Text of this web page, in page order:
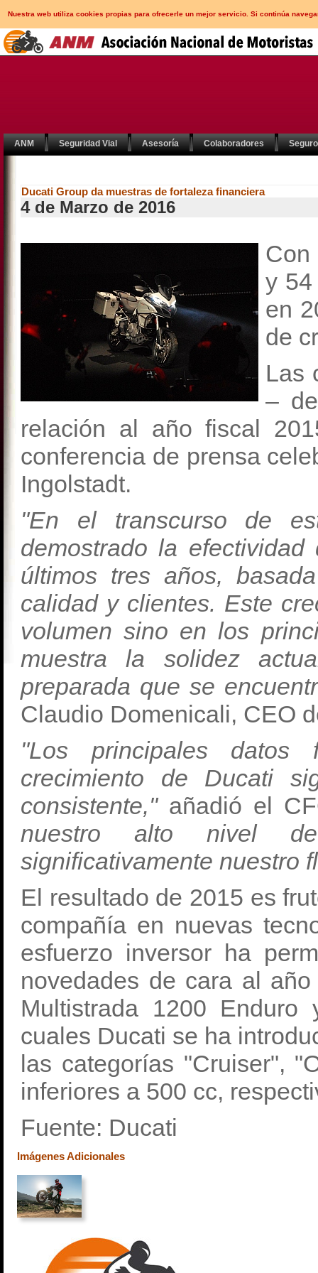
Nuestra web utiliza cookies propias para ofrecerle un mejor servicio. Si continúa
ANM Seguridad Vial Asesoría Colaboradores
Ducati Group da muestras de fortaleza financiera
4 de Marzo de 2016
Con
y
en
de
Las
–
relación al año fiscal
conferencia de prensa
Ingolstadt.
"En el transcurso de
demostrado la
últimos tres años,
calidad y clientes. Este
volumen sino en los
muestra la solidez
preparada que se
Claudio Domenicali, CEO
"Los principales datos
crecimiento de Ducati
consistente,"añadió el
nuestro alto nivel
significativamente nuestro
El resultado de 2015 es
compañía en nuevas
esfuerzo inversor ha
novedades de cara al
Multistrada 1200
cuales Ducati se ha
las categorías "Cruiser",
inferiores a 500 cc,
Fuente: Ducati
Imágenes Adicionales